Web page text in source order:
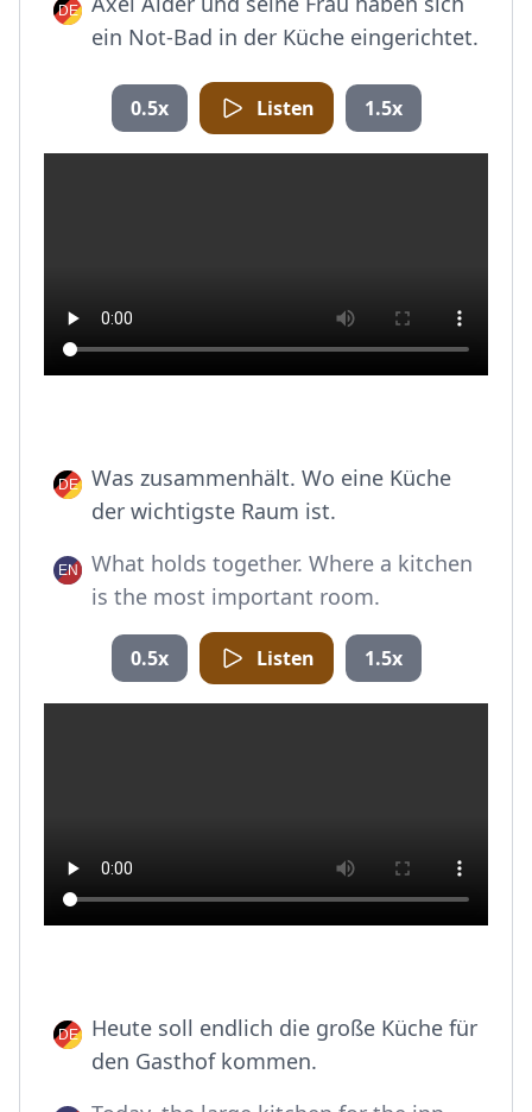
ein Not-Bad in der Küche eingerichtet.
0.5x Listen 1.5x
Was zusammenhält. Wo eine Küche
der wichtigste Raum ist.
What holds together. Where a kitchen
is the most important room.
0.5x Listen 1.5x
Heute soll endlich die große Küche für
den Gasthof kommen.